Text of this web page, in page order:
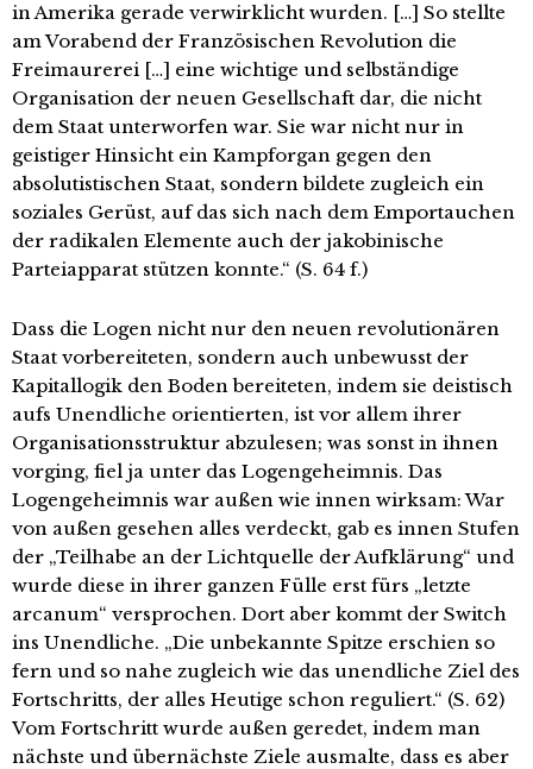
in Amerika gerade verwirklicht wurden. […] So stellte
am Vorabend der Französischen Revolution die
Freimaurerei […] eine wichtige und selbständige
Organisation der neuen Gesellschaft dar, die nicht
dem Staat unterworfen war. Sie war nicht nur in
geistiger Hinsicht ein Kampforgan gegen den
absolutistischen Staat, sondern bildete zugleich ein
soziales Gerüst, auf das sich nach dem Emportauchen
der radikalen Elemente auch der jakobinische
Parteiapparat stützen konnte.“ (S. 64 f.)
Dass die Logen nicht nur den neuen revolutionären
Staat vorbereiteten, sondern auch unbewusst der
Kapitallogik den Boden bereiteten, indem sie deistisch
aufs Unendliche orientierten, ist vor allem ihrer
Organisationsstruktur abzulesen; was sonst in ihnen
vorging, fiel ja unter das Logengeheimnis. Das
Logengeheimnis war außen wie innen wirksam: War
von außen gesehen alles verdeckt, gab es innen Stufen
der „Teilhabe an der Lichtquelle der Aufklärung“ und
wurde diese in ihrer ganzen Fülle erst fürs „letzte
arcanum“ versprochen. Dort aber kommt der Switch
ins Unendliche. „Die unbekannte Spitze erschien so
fern und so nahe zugleich wie das unendliche Ziel des
Fortschritts, der alles Heutige schon reguliert.“ (S. 62)
Vom Fortschritt wurde außen geredet, indem man
nächste und übernächste Ziele ausmalte, dass es aber